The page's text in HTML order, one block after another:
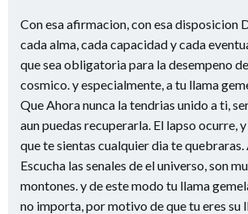
Con esa afirmacion, con esa disposicion
cada alma, cada capacidad y cada
que sea obligatoria para la desempeno
cosmico. y especialmente, a tu llama
Que Ahora nunca la tendri­as unido a ti,
aun puedas recuperarla. El lapso ocurre,
que te sientas cualquier dia te
Escucha las senales de el universo, son
montones. y de este modo tu llama
no importa, por motivo de que tu eres su